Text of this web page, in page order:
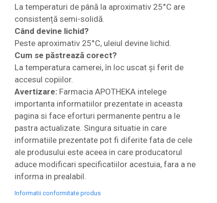
La temperaturi de până la aproximativ 25°C are
consistență semi-solidă.
Când devine lichid?
Peste aproximativ 25°C, uleiul devine lichid.
Cum se păstrează corect?
La temperatura camerei, în loc uscat și ferit de
accesul copiilor.
Avertizare: Farmacia APOTHEKA intelege
importanta informatiilor prezentate in aceasta
pagina si face eforturi permanente pentru a le
pastra actualizate. Singura situatie in care
informatiile prezentate pot fi diferite fata de cele
ale produsului este aceea in care producatorul
aduce modificari specificatiilor acestuia, fara a ne
informa in prealabil.
Informatii conformitate produs